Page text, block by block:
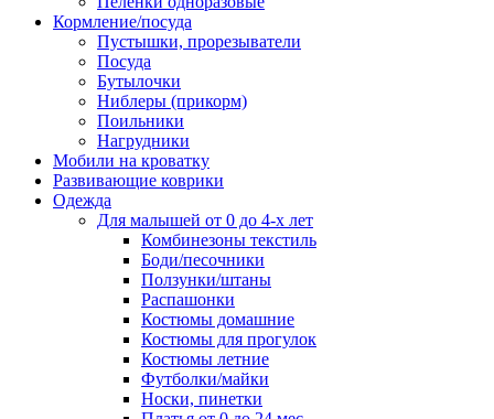
Кормление/посуда
Пустышки, прорезыватели
Посуда
Бутылочки
Ниблеры (прикорм)
Поильники
Нагрудники
Мобили на кроватку
Развивающие коврики
Одежда
Для малышей от 0 до 4-х лет
Комбинезоны текстиль
Боди/песочники
Ползунки/штаны
Распашонки
Костюмы домашние
Костюмы для прогулок
Костюмы летние
Футболки/майки
Носки, пинетки